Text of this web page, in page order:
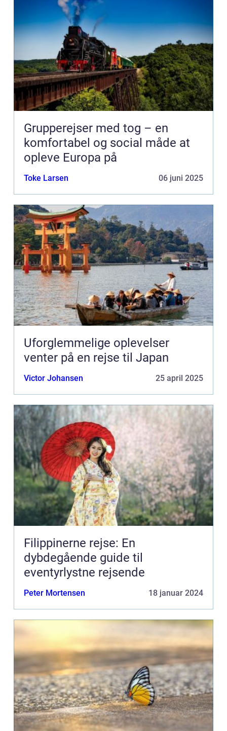
Grupperejser med tog – en
komfortabel og social måde at
opleve Europa på
Toke Larsen 06 juni 2025
Uforglemmelige oplevelser
venter på en rejse til Japan
Victor Johansen 25 april 2025
Filippinerne rejse: En
dybdegående guide til
eventyrlystne rejsende
Peter Mortensen 18 januar 2024